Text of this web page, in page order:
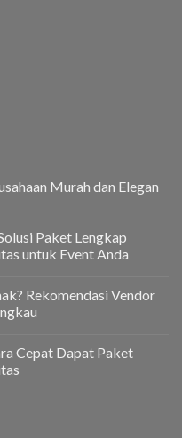
Murah dan Elegan
Paket Lengkap
untuk Event Anda
Rekomendasi Vendor
Cepat Dapat Paket